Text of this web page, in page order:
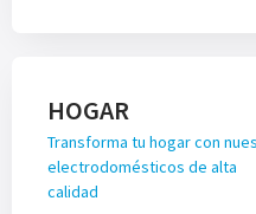
HOGAR
Transforma tu hogar con
electrodomésticos de alta
calidad